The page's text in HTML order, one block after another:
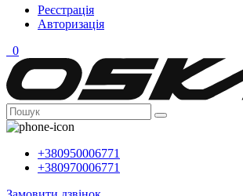
Реєстрація
Авторизація
0
+380950006771
+380970006771